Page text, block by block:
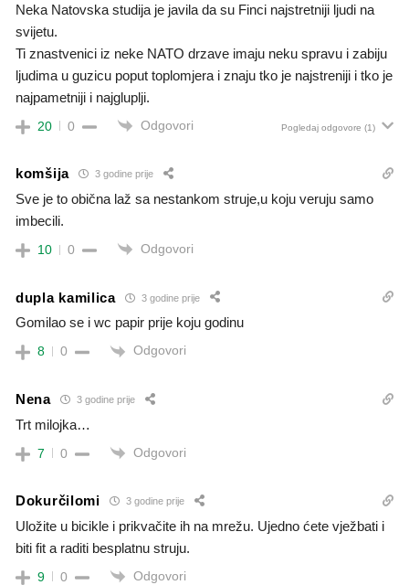
Neka Natovska studija je javila da su Finci najstretniji ljudi na
svijetu.
Ti znastvenici iz neke NATO drzave imaju neku spravu i zabiju
ljudima u guzicu poput toplomjera i znaju tko je najstreniji i tko je
najpametniji i najgluplji.
20 0 Odgovori Pogledaj odgovore (1)
komšija 3 godine prije
Sve je to obična laž sa nestankom struje,u koju veruju samo
imbecili.
10 0 Odgovori
dupla kamilica 3 godine prije
Gomilao se i wc papir prije koju godinu
8 0 Odgovori
Nena 3 godine prije
Trt milojka…
7 0 Odgovori
Dokurčilomi 3 godine prije
Uložite u bicikle i prikvačite ih na mrežu. Ujedno ćete vježbati i
biti fit a raditi besplatnu struju.
9 0 Odgovori